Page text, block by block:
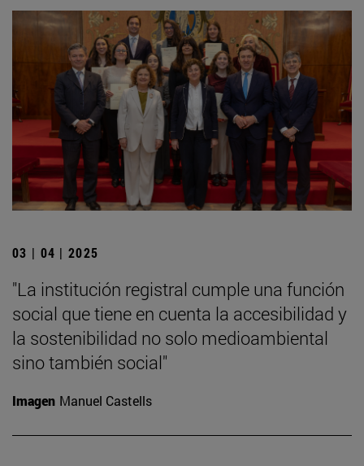
03 | 04 | 2025
"La institución registral cumple una función
social que tiene en cuenta la accesibilidad y
la sostenibilidad no solo medioambiental
sino también social"
Imagen Manuel Castells